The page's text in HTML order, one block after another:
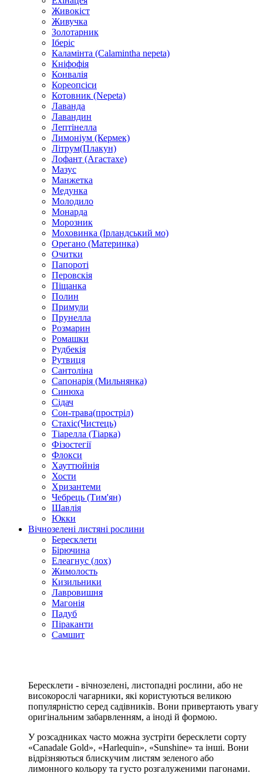
Живокіст
Живучка
Золотарник
Іберіс
Каламінта (Calamintha nepeta)
Кніфофія
Конвалія
Кореопсіси
Котовник (Nepeta)
Лаванда
Лавандин
Лептінелла
Лимоніум (Кермек)
Літрум(Плакун)
Лофант (Агастахе)
Мазус
Манжетка
Медунка
Молодило
Монарда
Морозник
Моховинка (Ірландський мо)
Орегано (Материнка)
Очитки
Папороті
Перовскія
Піщанка
Полин
Примули
Прунелла
Розмарин
Ромашки
Рудбекія
Рутвиця
Сантоліна
Сапонарія (Мильнянка)
Синюха
Сідач
Сон-трава(простріл)
Стахіс(Чистець)
Тіарелла (Тіарка)
Фізостегії
Флокси
Хауттюйнія
Хости
Хризантеми
Чебрець (Тим'ян)
Шавлія
Юкки
Вічнозелені листяні рослини
Бересклети
Бірючина
Елеагнус (лох)
Жимолость
Кизильники
Лавровишня
Магонія
Падуб
Піраканти
Самшит
Бересклети - вічнозелені, листопадні рослини, або не
високорослі чагарники, які користуються великою
популярністю серед садівників. Вони привертають увагу
оригінальним забарвленням, а іноді й формою.
У розсадниках часто можна зустріти бересклети сорту
«Canadale Gold», «Harlequin», «Sunshine» та інші. Вони
відрізняються блискучим листям зеленого або
лимонного кольору та густо розгалуженими пагонами.